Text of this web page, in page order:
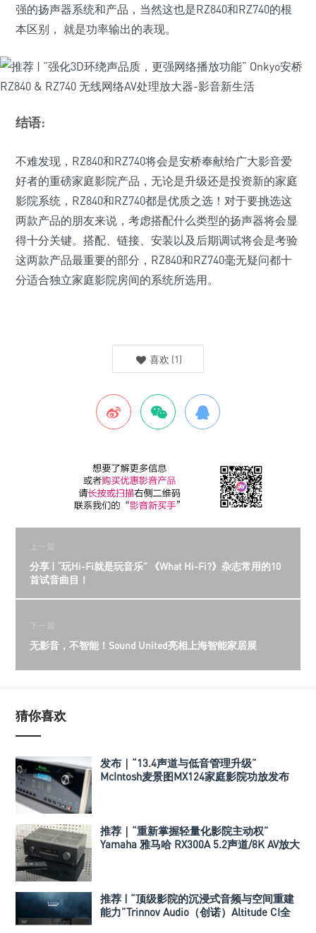
强的扬声器系统和产品，当然这也是RZ840和RZ740的根
本区别， 就是功率输出的表现。
结语:
不难发现，RZ840和RZ740将会是安桥奉献给广大影音爱
好者的重磅家庭影院产品，无论是升级还是投资新的家庭
影院系统，RZ840和RZ740都是优质之选！对于要挑选这
两款产品的朋友来说，考虑搭配什么类型的扬声器将会显
得十分关键。搭配、链接、安装以及后期调试将会是考验
这两款产品最重要的部分，RZ840和RZ740毫无疑问都十
分适合独立家庭影院房间的系统所选用。
喜欢 (1)
上一篇
分享 | “玩Hi-Fi就是玩音乐” 《What Hi-Fi?》杂志常用的10
首试音曲目！
下一篇
无影音，不智能！Sound United亮相上海智能家居展
猜你喜欢
发布｜“13.4声道与低音管理升级”
McIntosh麦景图MX124家庭影院功放发布
推荐｜“重新掌握轻量化影院主动权”
Yamaha 雅马哈 RX300A 5.2声道/8K AV放大
推荐 | “顶级影院的沉浸式音频与空间重建
能力”Trinnov Audio（创诺）Altitude CI全